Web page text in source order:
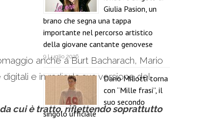
anche a Burt Bacharach, Mario
e in radio: la sua versione del
da cui è tratto, riflettendo soprattutto
Giulia Pasion, un
brano che segna una tappa
importante nel percorso artistico
della giovane cantante genovese
9 Luglio 2026
Dario Miliotti torna
con “Mille frasi”, il
suo secondo
singolo ufficiale